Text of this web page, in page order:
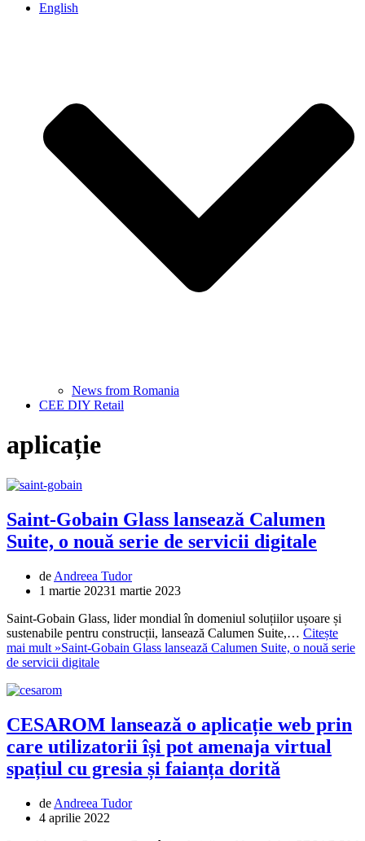
English
News from Romania
CEE DIY Retail
aplicație
Saint-Gobain Glass lansează Calumen
Suite, o nouă serie de servicii digitale
de Andreea Tudor
1 martie 20231 martie 2023
Saint-Gobain Glass, lider mondial în domeniul soluțiilor ușoare și
sustenabile pentru construcții, lansează Calumen Suite,… Citește
mai mult »Saint-Gobain Glass lansează Calumen Suite, o nouă serie
de servicii digitale
CESAROM lansează o aplicație web prin
care utilizatorii își pot amenaja virtual
spațiul cu gresia și faianța dorită
de Andreea Tudor
4 aprilie 2022